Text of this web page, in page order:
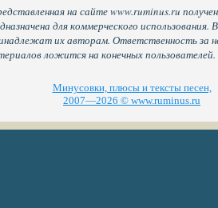
на сайте www.ruminus.ru
для коммерческого
их авторам. Ответственность за
ложится на конечных пользователей.
Минусовки, плюсы и тексты песен,
2007—2026 © www.ruminus.ru